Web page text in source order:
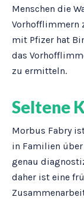
Menschen die
Vorhofflimmern
mit Pfizer hat
das
zu ermitteln.
Seltene
Morbus Fabry
in Familien
genau
daher ist eine